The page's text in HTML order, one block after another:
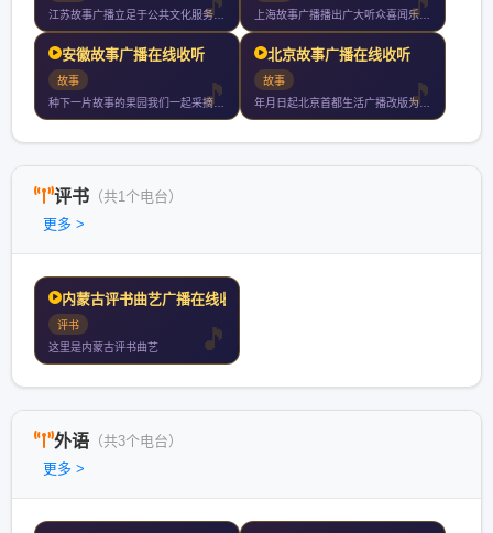
江苏故事广播立足于公共文化服务秉承人文精神致力于打造一个综合
上海故事广播播出广大听众喜闻乐见的丰富节目内容有当代畅销小说
安徽故事广播在线收听
故事
种下一片故事的果园我们一起采摘与收获关注安徽故事频率新鲜福利
北京故事广播在线收听
故事
年月日起北京首都生活广播改版为北京故事广播是北京第一家以讲故
评书 （共1个电台）
更多 >
内蒙古评书曲艺广播在线收
评书
这里是内蒙古评书曲艺
外语 （共3个电台）
更多 >